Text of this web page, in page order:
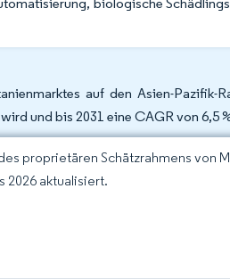
auf den Asien-Pazifik-
und bis 2031 eine CAGR von 6,5
proprietären Schätzrahmens von
2026 aktualisiert.